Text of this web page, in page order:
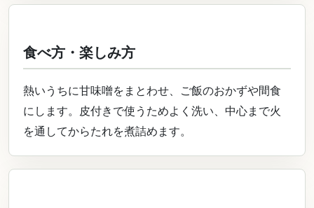
食べ方・楽しみ方
熱いうちに甘味噌をまとわせ、ご飯のおかずや間食
にします。皮付きで使うためよく洗い、中心まで火
を通してからたれを煮詰めます。